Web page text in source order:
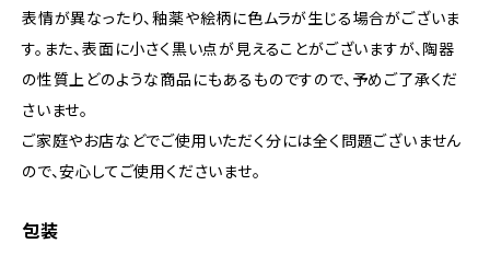
表情が異なったり、釉薬や絵柄に色ムラが生じる場合がございま
す。また、表面に小さく黒い点が見えることがございますが、陶器
の性質上どのような商品にもあるものですので、​予めご了承くだ
さいませ。
ご家庭やお店などでご使用いただく分には全く問題ございません
ので、安心してご使用くださいませ。
包装